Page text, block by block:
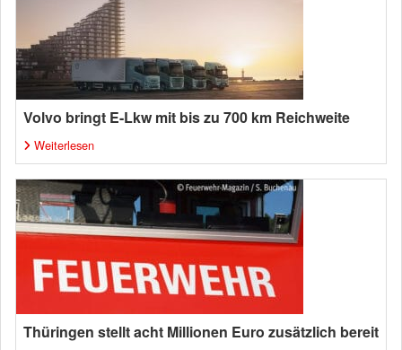
Volvo bringt E-Lkw mit bis zu 700 km Reichweite
Weiterlesen
Thüringen stellt acht Millionen Euro zusätzlich bereit